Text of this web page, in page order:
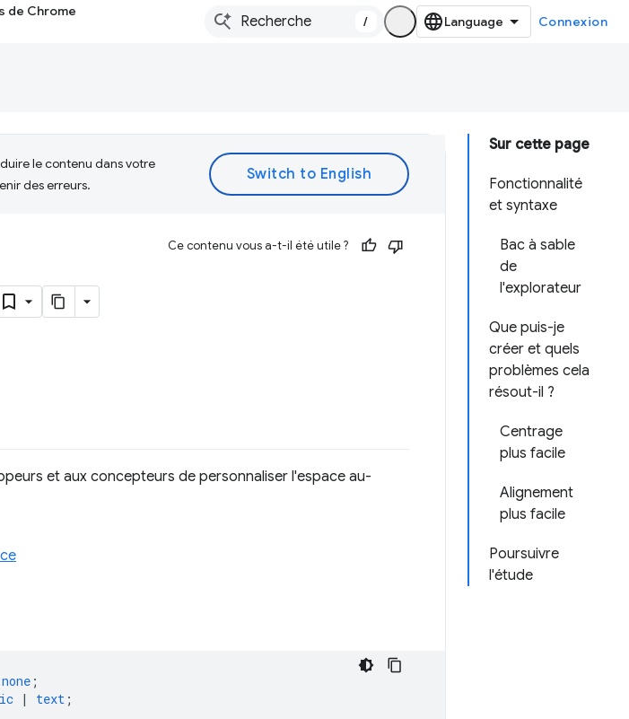
de Chrome
/ Connexion
Sur cette page
Fonctionnalité
et syntaxe
Bac à sable
de
l'explorateur
Que puis-je
créer et quels
problèmes cela
résout-il ?
Centrage
plus facile
Alignement
plus facile
Poursuivre
l'étude
le contenu dans votre
des erreurs.
Ce contenu vous a-t-il été utile ?
et aux concepteurs de personnaliser l'espace au-
none ;
| text ;